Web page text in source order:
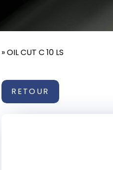
»OIL CUT C 10 LS
RETOUR